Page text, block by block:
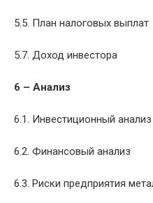
5.5. План налоговых выплат
5.7. Доход инвестора
6 – Анализ
6.1. Инвестиционный анализ
6.2. Финансовый анализ
6.3. Риски предприятия